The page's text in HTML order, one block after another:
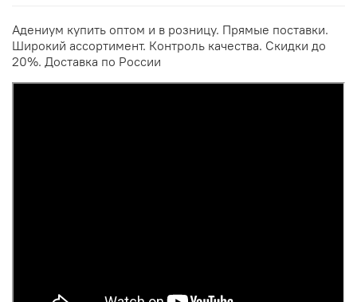
Адениум купить оптом и в розницу. Прямые поставки.
Широкий ассортимент. Контроль качества. Скидки до
20%. Доставка по России